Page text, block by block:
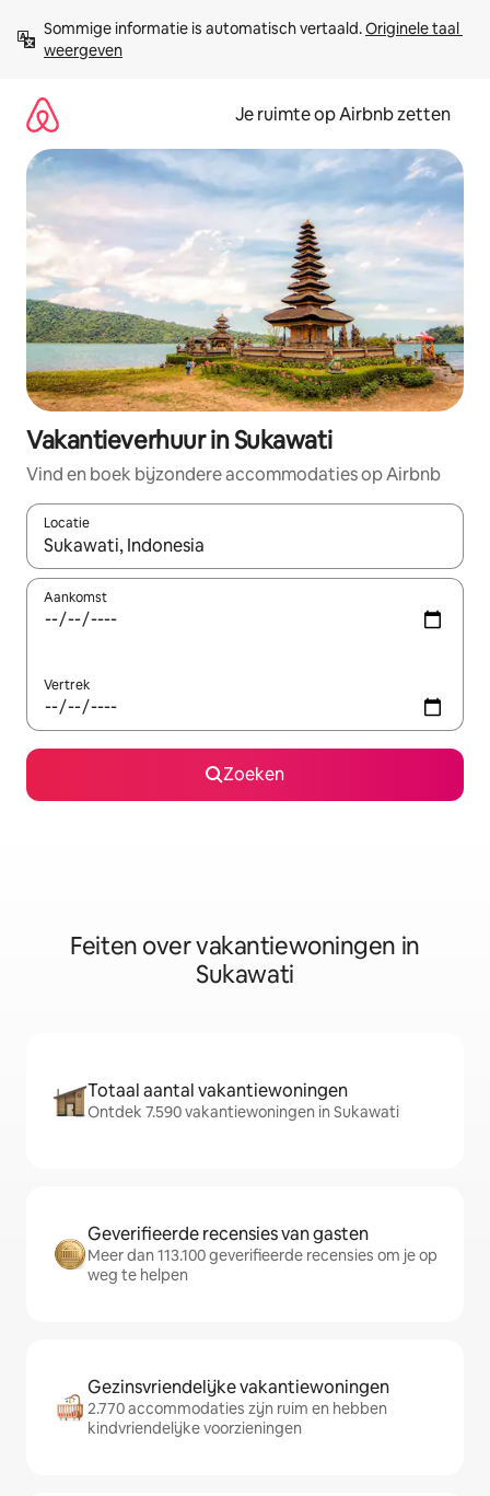
direct
naar
Sommige informatie is automatisch vertaald. Originele taal
weergeven
Je ruimte op Airbnb zetten
Vakantieverhuur in Sukawati
Vind en boek bijzondere accommodaties op Airbnb
Locatie
Wanneer er suggesties beschikbaar zijn, maak je een keuze
Aankomst
Vertrek
Zoeken
Feiten over vakantiewoningen in
Sukawati
Totaal aantal vakantiewoningen
Ontdek 7.590 vakantiewoningen in Sukawati
Geverifieerde recensies van gasten
Meer dan 113.100 geverifieerde recensies om je op
weg te helpen
Gezinsvriendelijke vakantiewoningen
2.770 accommodaties zijn ruim en hebben
kindvriendelijke voorzieningen